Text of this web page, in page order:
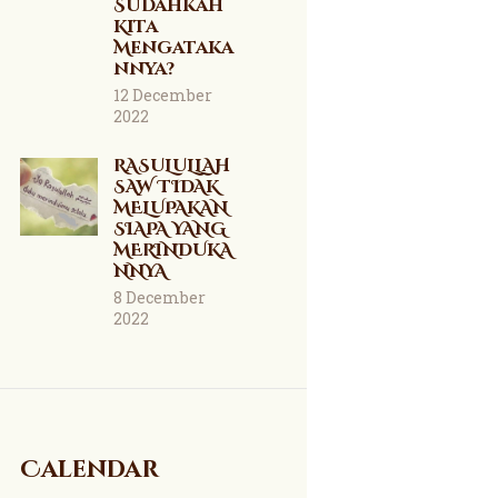
Sudahkah
Kita
Mengataka
nnya?
12 December
2022
RASULULLAH
SAW TIDAK
MELUPAKAN
SIAPA YANG
MERINDUKA
NNYA
8 December
2022
Calendar